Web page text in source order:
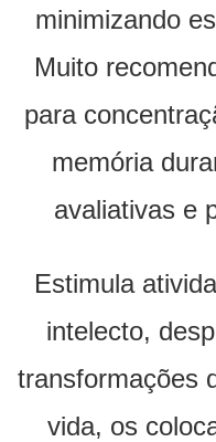
minimizando
Muito
para
memória
avaliativas e
Estimula
intelecto,
transformações
vida, os